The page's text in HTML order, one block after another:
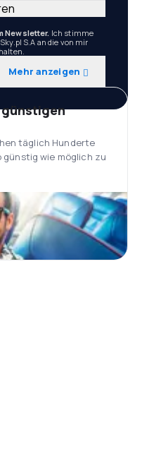
Newsletter. Ich stimme
S.A an die von mir
Mehr anzeigen
täglich Hunderte
günstig wie möglich zu